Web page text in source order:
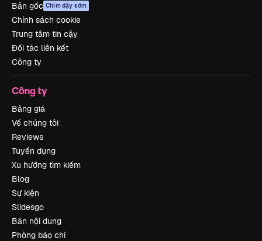
Bản gốc Chim dậy sớm
Chính sách cookie
Trung tâm tin cậy
Đối tác liên kết
Công ty
Công ty
Bảng giá
Về chúng tôi
Reviews
Tuyển dụng
Xu hướng tìm kiếm
Blog
Sự kiện
Slidesgo
Bán nội dung
Phòng báo chí